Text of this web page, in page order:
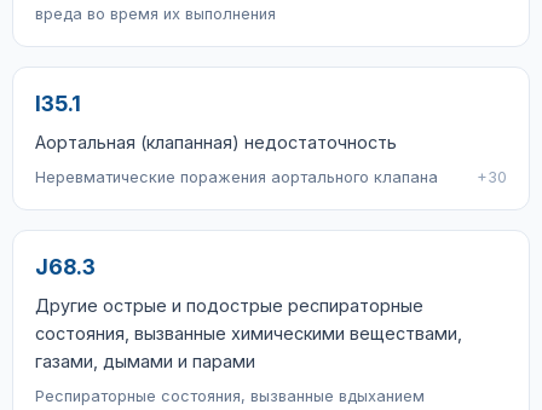
вреда во время их выполнения
I35.1
Аортальная (клапанная) недостаточность
Неревматические поражения аортального клапана +30
J68.3
Другие острые и подострые респираторные
состояния, вызванные химическими веществами,
газами, дымами и парами
Респираторные состояния, вызванные вдыханием